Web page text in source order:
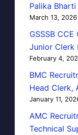
Palika
March 13, 2026
GSSSB
Junior Clerk
February 4,
BMC
Head Clerk,
January 11,
AMC
Technical